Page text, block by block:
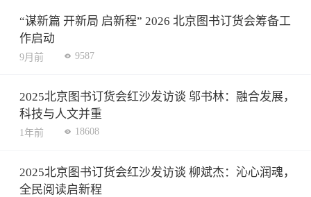
“谋新篇 开新局 启新程” 2026 北京图书订货会筹备工
作启动
9月前 9587
2025北京图书订货会红沙发访谈 邬书林：融合发展，
科技与人文并重
1年前 18608
2025北京图书订货会红沙发访谈 柳斌杰：沁心润魂，
全民阅读启新程